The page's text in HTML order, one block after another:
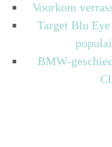
Voorkom
Target Blu
BMW-